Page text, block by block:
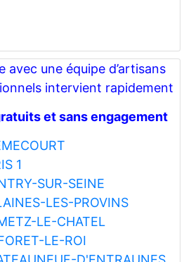
avec une équipe d’artisans
intervient rapidement
et sans engagement
1
SUR-SEINE
LES-PROVINS
LE-CHATEL
LE-ROI